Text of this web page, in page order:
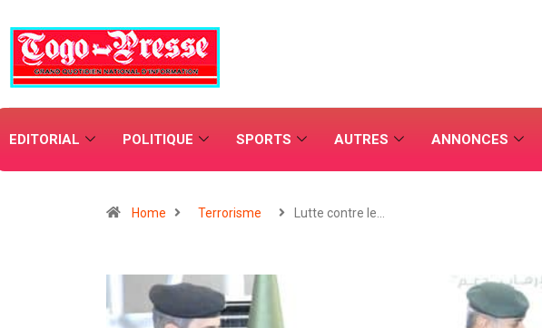
EDITORIAL POLITIQUE SPORTS AUTRES ANNONCES
Home Terrorisme Lutte contre le…